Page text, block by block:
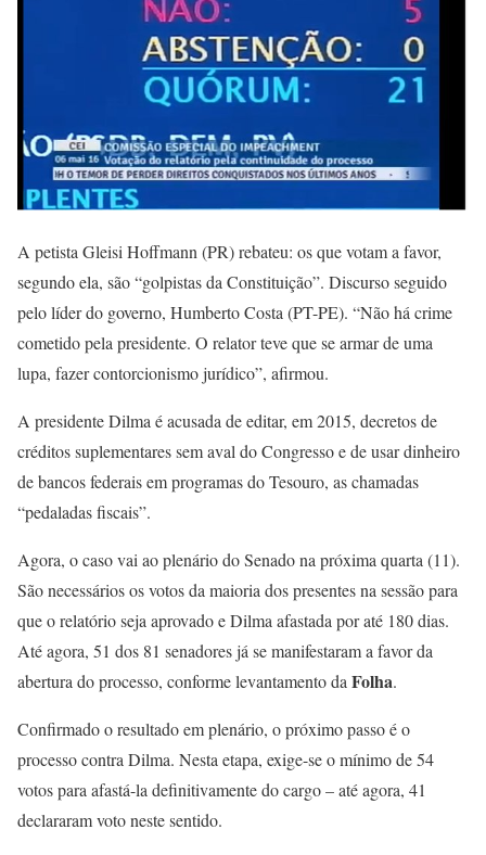
A petista Gleisi Hoffmann (PR) rebateu: os que votam a favor,
segundo ela, são “golpistas da Constituição”. Discurso seguido
pelo líder do governo, Humberto Costa (PT-PE). “Não há crime
cometido pela presidente. O relator teve que se armar de uma
lupa, fazer contorcionismo jurídico”, afirmou.
A presidente Dilma é acusada de editar, em 2015, decretos de
créditos suplementares sem aval do Congresso e de usar dinheiro
de bancos federais em programas do Tesouro, as chamadas
“pedaladas fiscais”.
Agora, o caso vai ao plenário do Senado na próxima quarta (11).
São necessários os votos da maioria dos presentes na sessão para
que o relatório seja aprovado e Dilma afastada por até 180 dias.
Até agora, 51 dos 81 senadores já se manifestaram a favor da
abertura do processo, conforme levantamento daFolha.
Confirmado o resultado em plenário, o próximo passo é o
processo contra Dilma. Nesta etapa, exige-se o mínimo de 54
votos para afastá-la definitivamente do cargo – até agora, 41
declararam voto neste sentido.